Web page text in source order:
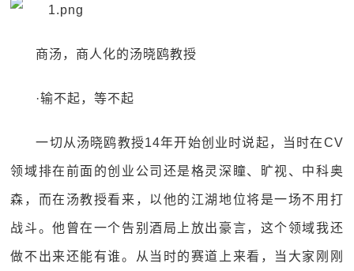
商汤，商人化的汤晓鸥教授
·输不起，等不起
一切从汤晓鸥教授14年开始创业时说起，当时在CV
领域排在前面的创业公司还是格灵深瞳、旷视、中科奥
森，而在汤教授看来，以他的江湖地位将是一场不用打
战斗。他曾在一个告别酒局上放出豪言，这个领域我还
做不出来还能有谁。从当时的赛道上来看，当大家刚刚